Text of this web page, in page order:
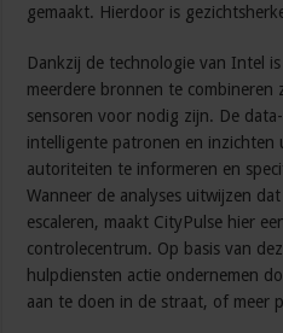
gemaakt. Hierdoor is
Dankzij de technologie van Intel
meerdere bronnen te combineren
sensoren voor nodig zijn. De
intelligente patronen en inzichten
autoriteiten te informeren en
Wanneer de analyses uitwijzen
escaleren, maakt CityPulse hier
controlecentrum. Op basis van
hulpdiensten actie ondernemen
aan te doen in de straat, of meer